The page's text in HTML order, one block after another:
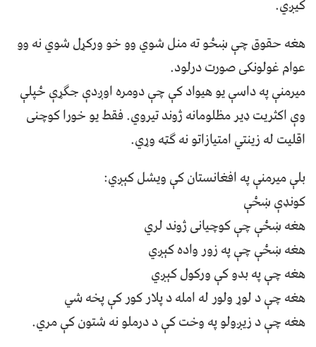
کيږي.
هغه حقوق چې ښځو ته منل شوي وو خو ورکړل شوي نه وو
عوام غولونکی صورت درلود.
ميرمنې په داسې يو هيواد کې چې دومره اوږدې جګړې ځپلې
وې اکثريت ډير مظلومانه ژوند تيروي. فقط يو خورا کوچنی
اقليت له زينتي امتيازاتو نه ګټه وړي.
بلې ميرمنې په افغانستان کې ويشل کېږي:
کونډې ښځې
هغه ښځې چې کوچيانی ژوند لري
هغه ښځې چې په زور واده کېږي
هغه چې په بدو کې ورکول کېږي
هغه چې د لوړ ولور له امله د پلار کور کې پخه شي
هغه چې د زيږولو په وخت کې د درملو نه شتون کې مري.